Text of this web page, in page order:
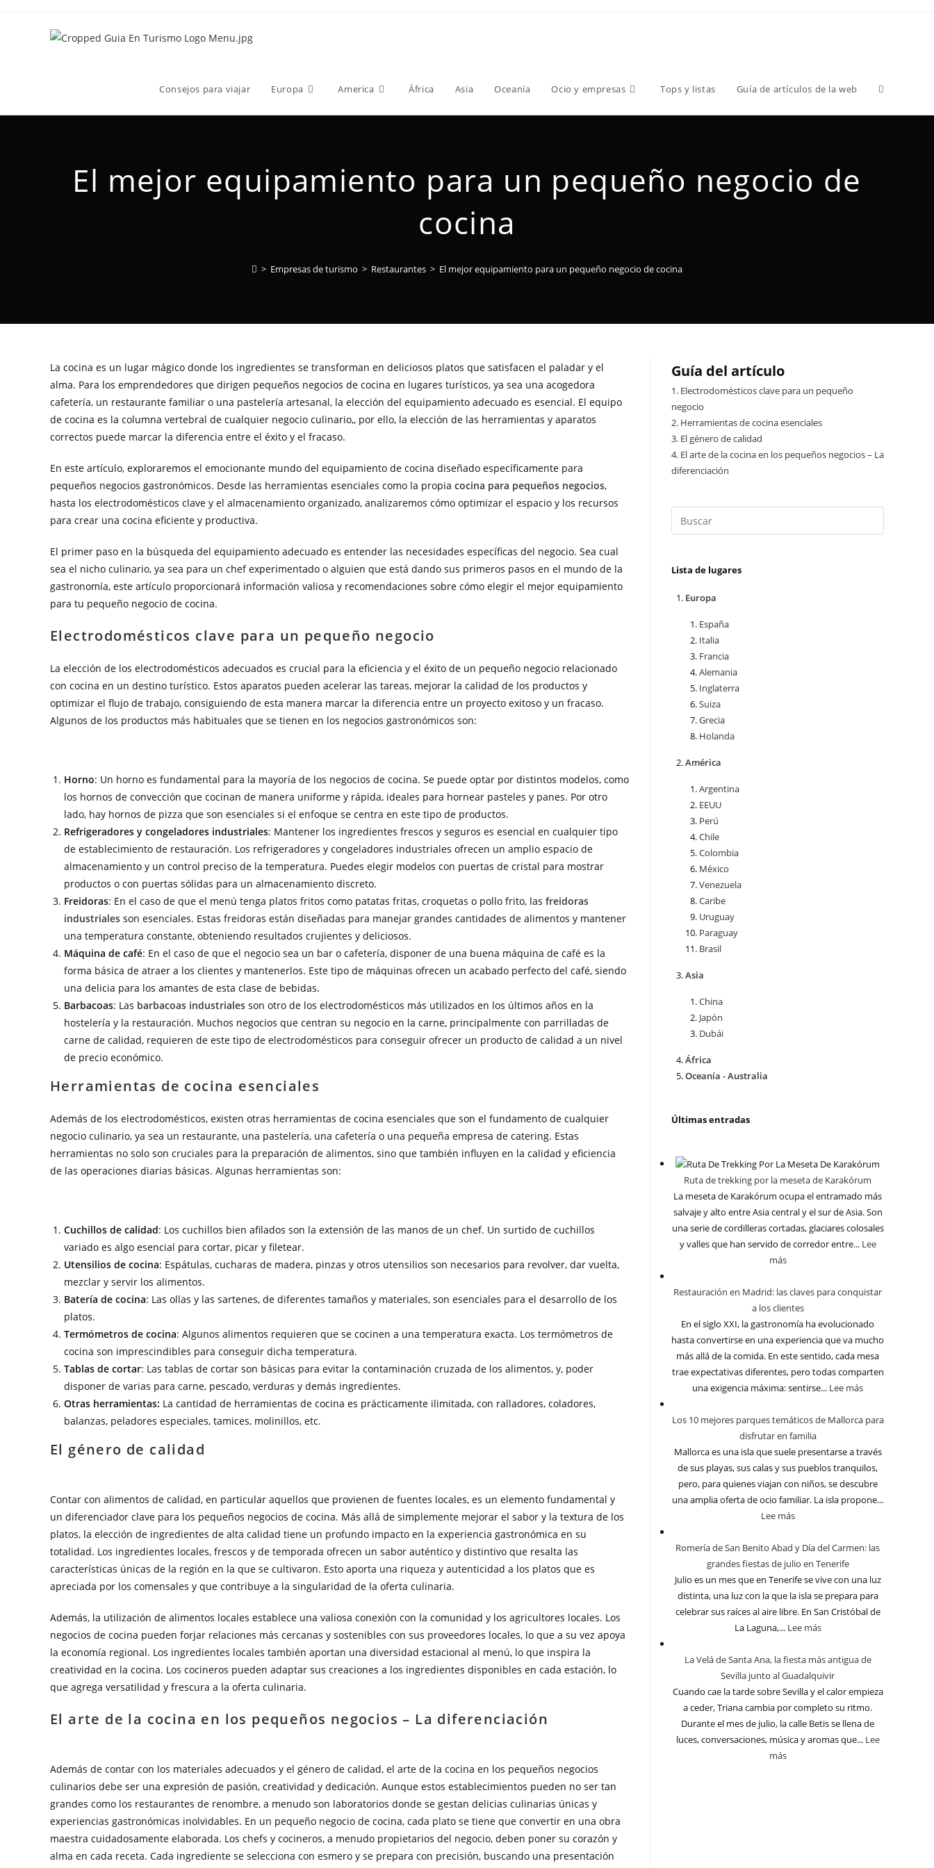
Consejos para viajar Europa America África Asia Oceanía Ocio y empresas Tops y listas Guía de artículos de la web
El mejor equipamiento para un pequeño negocio de
cocina
> Empresas de turismo > Restaurantes > El mejor equipamiento para un pequeño negocio de cocina
La cocina es un lugar mágico donde los ingredientes se transforman en deliciosos platos que satisfacen el paladar y el
alma. Para los emprendedores que dirigen pequeños negocios de cocina en lugares turísticos, ya sea una acogedora
cafetería, un restaurante familiar o una pastelería artesanal, la elección del equipamiento adecuado es esencial. El equipo
de cocina es la columna vertebral de cualquier negocio culinario,, por ello, la elección de las herramientas y aparatos
correctos puede marcar la diferencia entre el éxito y el fracaso.
En este artículo, exploraremos el emocionante mundo del equipamiento de cocina diseñado específicamente para
pequeños negocios gastronómicos. Desde las herramientas esenciales como la propia cocina para pequeños negocios,
hasta los electrodomésticos clave y el almacenamiento organizado, analizaremos cómo optimizar el espacio y los recursos
para crear una cocina eficiente y productiva.
El primer paso en la búsqueda del equipamiento adecuado es entender las necesidades específicas del negocio. Sea cual
sea el nicho culinario, ya sea para un chef experimentado o alguien que está dando sus primeros pasos en el mundo de la
gastronomía, este artículo proporcionará información valiosa y recomendaciones sobre cómo elegir el mejor equipamiento
para tu pequeño negocio de cocina.
Electrodomésticos clave para un pequeño negocio
La elección de los electrodomésticos adecuados es crucial para la eficiencia y el éxito de un pequeño negocio relacionado
con cocina en un destino turístico. Estos aparatos pueden acelerar las tareas, mejorar la calidad de los productos y
optimizar el flujo de trabajo, consiguiendo de esta manera marcar la diferencia entre un proyecto exitoso y un fracaso.
Algunos de los productos más habituales que se tienen en los negocios gastronómicos son:
Horno: Un horno es fundamental para la mayoría de los negocios de cocina. Se puede optar por distintos modelos, como
los hornos de convección que cocinan de manera uniforme y rápida, ideales para hornear pasteles y panes. Por otro
lado, hay hornos de pizza que son esenciales si el enfoque se centra en este tipo de productos.
Refrigeradores y congeladores industriales: Mantener los ingredientes frescos y seguros es esencial en cualquier tipo
de establecimiento de restauración. Los refrigeradores y congeladores industriales ofrecen un amplio espacio de
almacenamiento y un control preciso de la temperatura. Puedes elegir modelos con puertas de cristal para mostrar
productos o con puertas sólidas para un almacenamiento discreto.
Freidoras: En el caso de que el menú tenga platos fritos como patatas fritas, croquetas o pollo frito, las freidoras
industriales son esenciales. Estas freidoras están diseñadas para manejar grandes cantidades de alimentos y mantener
una temperatura constante, obteniendo resultados crujientes y deliciosos.
Máquina de café: En el caso de que el negocio sea un bar o cafetería, disponer de una buena máquina de café es la
forma básica de atraer a los clientes y mantenerlos. Este tipo de máquinas ofrecen un acabado perfecto del café, siendo
una delicia para los amantes de esta clase de bebidas.
Barbacoas: Las barbacoas industriales son otro de los electrodomésticos más utilizados en los últimos años en la
hostelería y la restauración. Muchos negocios que centran su negocio en la carne, principalmente con parrilladas de
carne de calidad, requieren de este tipo de electrodomésticos para conseguir ofrecer un producto de calidad a un nivel
de precio económico.
Herramientas de cocina esenciales
Además de los electrodomésticos, existen otras herramientas de cocina esenciales que son el fundamento de cualquier
negocio culinario, ya sea un restaurante, una pastelería, una cafetería o una pequeña empresa de catering. Estas
herramientas no solo son cruciales para la preparación de alimentos, sino que también influyen en la calidad y eficiencia
de las operaciones diarias básicas. Algunas herramientas son:
Cuchillos de calidad: Los cuchillos bien afilados son la extensión de las manos de un chef. Un surtido de cuchillos
variado es algo esencial para cortar, picar y filetear.
Utensilios de cocina: Espátulas, cucharas de madera, pinzas y otros utensilios son necesarios para revolver, dar vuelta,
mezclar y servir los alimentos.
Batería de cocina: Las ollas y las sartenes, de diferentes tamaños y materiales, son esenciales para el desarrollo de los
platos.
Termómetros de cocina: Algunos alimentos requieren que se cocinen a una temperatura exacta. Los termómetros de
cocina son imprescindibles para conseguir dicha temperatura.
Tablas de cortar: Las tablas de cortar son básicas para evitar la contaminación cruzada de los alimentos, y, poder
disponer de varias para carne, pescado, verduras y demás ingredientes.
Otras herramientas: La cantidad de herramientas de cocina es prácticamente ilimitada, con ralladores, coladores,
balanzas, peladores especiales, tamices, molinillos, etc.
El género de calidad
Contar con alimentos de calidad, en particular aquellos que provienen de fuentes locales, es un elemento fundamental y
un diferenciador clave para los pequeños negocios de cocina. Más allá de simplemente mejorar el sabor y la textura de los
platos, la elección de ingredientes de alta calidad tiene un profundo impacto en la experiencia gastronómica en su
totalidad. Los ingredientes locales, frescos y de temporada ofrecen un sabor auténtico y distintivo que resalta las
características únicas de la región en la que se cultivaron. Esto aporta una riqueza y autenticidad a los platos que es
apreciada por los comensales y que contribuye a la singularidad de la oferta culinaria.
Además, la utilización de alimentos locales establece una valiosa conexión con la comunidad y los agricultores locales. Los
negocios de cocina pueden forjar relaciones más cercanas y sostenibles con sus proveedores locales, lo que a su vez apoya
la economía regional. Los ingredientes locales también aportan una diversidad estacional al menú, lo que inspira la
creatividad en la cocina. Los cocineros pueden adaptar sus creaciones a los ingredientes disponibles en cada estación, lo
que agrega versatilidad y frescura a la oferta culinaria.
El arte de la cocina en los pequeños negocios – La diferenciación
Además de contar con los materiales adecuados y el género de calidad, el arte de la cocina en los pequeños negocios
culinarios debe ser una expresión de pasión, creatividad y dedicación. Aunque estos establecimientos pueden no ser tan
grandes como los restaurantes de renombre, a menudo son laboratorios donde se gestan delicias culinarias únicas y
experiencias gastronómicas inolvidables. En un pequeño negocio de cocina, cada plato se tiene que convertir en una obra
maestra cuidadosamente elaborada. Los chefs y cocineros, a menudo propietarios del negocio, deben poner su corazón y
alma en cada receta. Cada ingrediente se selecciona con esmero y se prepara con precisión, buscando una presentación
Guía del artículo
1. Electrodomésticos clave para un pequeño
negocio
2. Herramientas de cocina esenciales
3. El género de calidad
4. El arte de la cocina en los pequeños negocios – La
diferenciación
Lista de lugares
Europa
España
Italia
Francia
Alemania
Inglaterra
Suiza
Grecia
Holanda
América
Argentina
EEUU
Perú
Chile
Colombia
México
Venezuela
Caribe
Uruguay
Paraguay
Brasil
Asia
China
Japón
Dubái
África
Oceanía - Australia
Últimas entradas
Ruta de trekking por la meseta de Karakórum
La meseta de Karakórum ocupa el entramado más
salvaje y alto entre Asia central y el sur de Asia. Son
una serie de cordilleras cortadas, glaciares colosales
y valles que han servido de corredor entre... Lee
más
Restauración en Madrid: las claves para conquistar
a los clientes
En el siglo XXI, la gastronomía ha evolucionado
hasta convertirse en una experiencia que va mucho
más allá de la comida. En este sentido, cada mesa
trae expectativas diferentes, pero todas comparten
una exigencia máxima: sentirse... Lee más
Los 10 mejores parques temáticos de Mallorca para
disfrutar en familia
Mallorca es una isla que suele presentarse a través
de sus playas, sus calas y sus pueblos tranquilos,
pero, para quienes viajan con niños, se descubre
una amplia oferta de ocio familiar. La isla propone...
Lee más
Romería de San Benito Abad y Día del Carmen: las
grandes fiestas de julio en Tenerife
Julio es un mes que en Tenerife se vive con una luz
distinta, una luz con la que la isla se prepara para
celebrar sus raíces al aire libre. En San Cristóbal de
La Laguna,... Lee más
La Velá de Santa Ana, la fiesta más antigua de
Sevilla junto al Guadalquivir
Cuando cae la tarde sobre Sevilla y el calor empieza
a ceder, Triana cambia por completo su ritmo.
Durante el mes de julio, la calle Betis se llena de
luces, conversaciones, música y aromas que... Lee
más